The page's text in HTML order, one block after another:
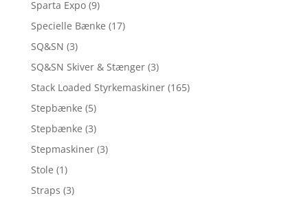
Sparta Expo (9)
Specielle Bænke (17)
SQ&SN (3)
SQ&SN Skiver & Stænger (3)
Stack Loaded Styrkemaskiner (165)
Stepbænke (5)
Stepbænke (3)
Stepmaskiner (3)
Stole (1)
Straps (3)